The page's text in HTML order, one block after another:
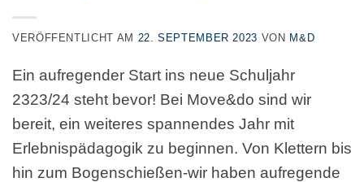
VERÖFFENTLICHT AM 22. SEPTEMBER 2023 VON M&D
Ein aufregender Start ins neue Schuljahr
2323/24 steht bevor! Bei Move&do sind wir
bereit, ein weiteres spannendes Jahr mit
Erlebnispädagogik zu beginnen. Von Klettern bis
hin zum Bogenschießen-wir haben aufregende